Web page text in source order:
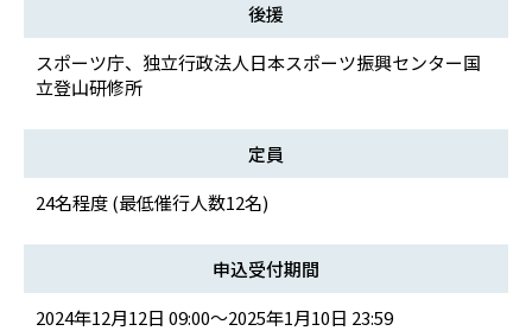
後援
スポーツ庁、独立行政法人日本スポーツ振興センター国
立登山研修所
定員
24名程度 (最低催行人数12名)
申込受付期間
2024年12月12日 09:00～2025年1月10日 23:59